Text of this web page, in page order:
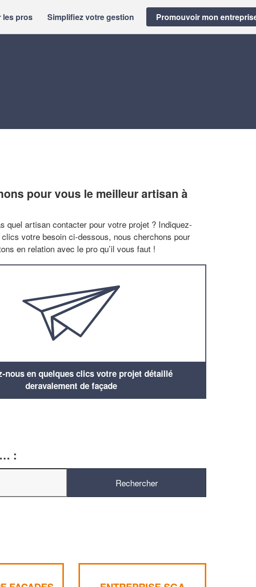
les pros Simplifiez votre gestion Promouvoir mon
pour vous le meilleur artisan à
quel artisan contacter pour votre projet ? Indiquez-
votre besoin ci-dessous, nous cherchons pour
en relation avec le pro qu’il vous faut !
nous en quelques clics votre projet détaillé
deravalement de façade
: